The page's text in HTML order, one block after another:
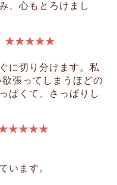
、心もとろけまし
★★★★★
に切り分けます。私
欲張ってしまうほどの
ぱくて、さっぱりし
います。